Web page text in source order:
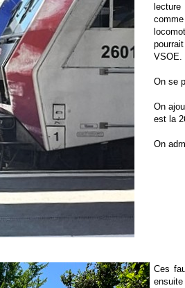
VSOE.
On se
On
est la
On
Ces